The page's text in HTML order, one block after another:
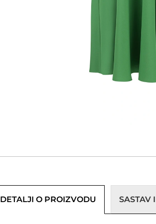
DETALJI O PROIZVODU SASTAV